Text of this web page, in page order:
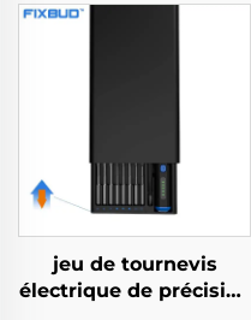
jeu de tournevis
électrique de précision